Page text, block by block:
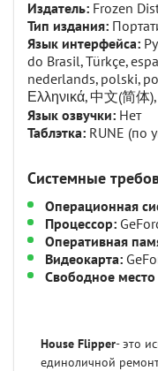
Издатель: Frozen
Тип издания:
Язык интерфейса:
do Brasil, Türkçe,
nederlands, polski,
Ελληνικά, 中文(简体
Язык озвучки: Нет
Таблэтка: RUNE (по
Системные
Операционная
Процессор:
Оперативная
Видеокарта:
Свободное
House Flipper- это
единоличной